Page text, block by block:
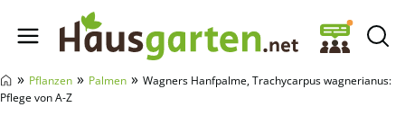
Hausgarten.net
» Pflanzen » Palmen » Wagners Hanfpalme, Trachycarpus wagnerianus:
Pflege von A-Z